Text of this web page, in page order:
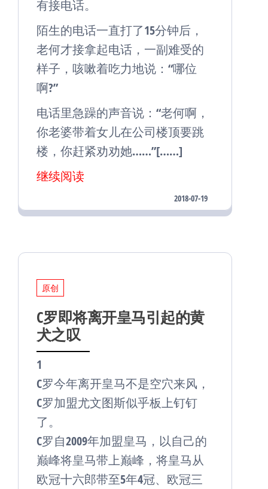
有接电话。
陌生的电话一直打了15分钟后，
老何才接拿起电话，一副难受的
样子，咳嗽着吃力地说：“哪位
啊?”
电话里急躁的声音说：“老何啊，
你老婆带着女儿在公司楼顶要跳
楼，你赶紧劝劝她……”[……]
继续阅读
2018-07-19
原创
C罗即将离开皇马引起的黄
犬之叹
1
C罗今年离开皇马不是空穴来风，
C罗加盟尤文图斯似乎板上钉钉
了。
C罗自2009年加盟皇马，以自己的
巅峰将皇马带上巅峰，将皇马从
欧冠十六郎带至5年4冠、欧冠三